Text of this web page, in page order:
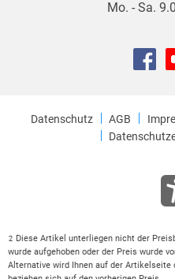
Mo. - Sa.
Datenschutz AGB
2
Diese Artikel unterliegen nicht der
wurde aufgehoben oder der Preis wurde
Alternative wird Ihnen auf der Artikelseite